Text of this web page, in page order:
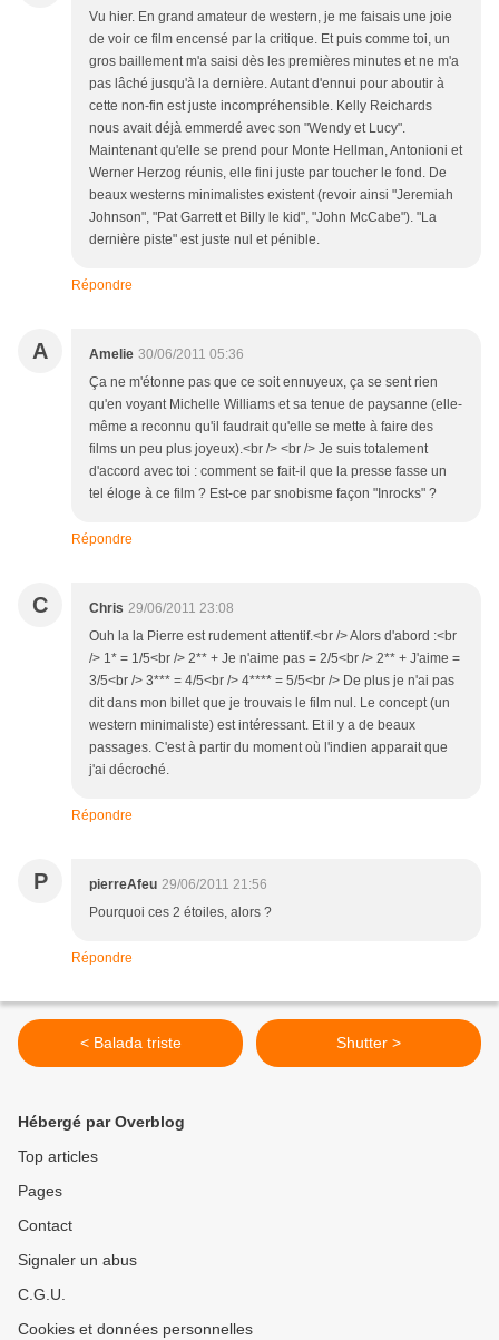
Vu hier. En grand amateur de western, je me faisais une joie
de voir ce film encensé par la critique. Et puis comme toi, un
gros baillement m'a saisi dès les premières minutes et ne m'a
pas lâché jusqu'à la dernière. Autant d'ennui pour aboutir à
cette non-fin est juste incompréhensible. Kelly Reichards
nous avait déjà emmerdé avec son "Wendy et Lucy".
Maintenant qu'elle se prend pour Monte Hellman, Antonioni et
Werner Herzog réunis, elle fini juste par toucher le fond. De
beaux westerns minimalistes existent (revoir ainsi "Jeremiah
Johnson", "Pat Garrett et Billy le kid", "John McCabe"). "La
dernière piste" est juste nul et pénible.
Répondre
A Amelie 30/06/2011 05:36
Ça ne m'étonne pas que ce soit ennuyeux, ça se sent rien
qu'en voyant Michelle Williams et sa tenue de paysanne (elle-
même a reconnu qu'il faudrait qu'elle se mette à faire des
films un peu plus joyeux).<br /> <br /> Je suis totalement
d'accord avec toi : comment se fait-il que la presse fasse un
tel éloge à ce film ? Est-ce par snobisme façon "Inrocks" ?
Répondre
C Chris 29/06/2011 23:08
Ouh la la Pierre est rudement attentif.<br /> Alors d'abord :<br
/> 1* = 1/5<br /> 2** + Je n'aime pas = 2/5<br /> 2** + J'aime =
3/5<br /> 3*** = 4/5<br /> 4**** = 5/5<br /> De plus je n'ai pas
dit dans mon billet que je trouvais le film nul. Le concept (un
western minimaliste) est intéressant. Et il y a de beaux
passages. C'est à partir du moment où l'indien apparait que
j'ai décroché.
Répondre
P pierreAfeu 29/06/2011 21:56
Pourquoi ces 2 étoiles, alors ?
Répondre
< Balada triste Shutter >
Hébergé par Overblog
Top articles
Pages
Contact
Signaler un abus
C.G.U.
Cookies et données personnelles